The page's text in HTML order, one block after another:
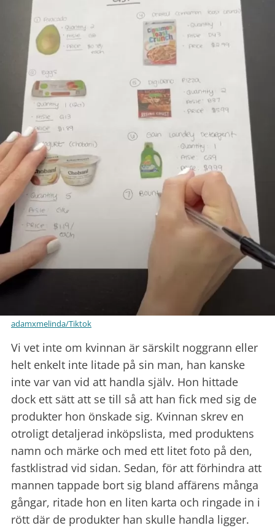
adamxmelinda/Tiktok
Vi vet inte om kvinnan är särskilt noggrann eller
helt enkelt inte litade på sin man, han kanske
inte var van vid att handla själv. Hon hittade
dock ett sätt att se till så att han fick med sig de
produkter hon önskade sig. Kvinnan skrev en
otroligt detaljerad inköpslista, med produktens
namn och märke och med ett litet foto på den,
fastklistrad vid sidan. Sedan, för att förhindra att
mannen tappade bort sig bland affärens många
gångar, ritade hon en liten karta och ringade in i
rött där de produkter han skulle handla ligger.